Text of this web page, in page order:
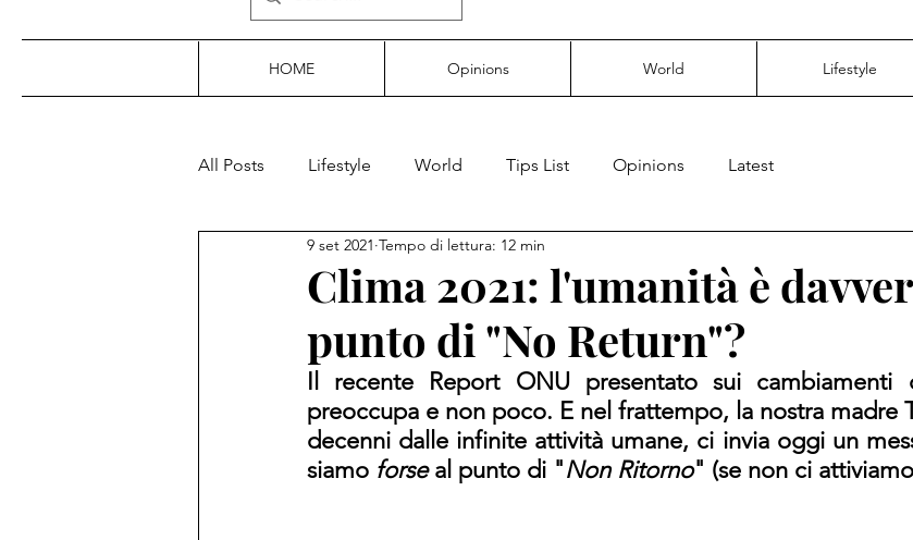
HOME Opinions World Lifestyle
All Posts Lifestyle World Tips List Opinions Latest
Clima 2021: l'umanità è
punto di "No Return"?
9 set 2021 Tempo di lettura: 12 min
Il recente Report ONU presentato sui
preoccupa e non poco. E nel frattempo, la nostra madre
decenni dalle infinite attività umane, ci invia oggi un
siamo forse al punto di "Non Ritorno" (se non ci